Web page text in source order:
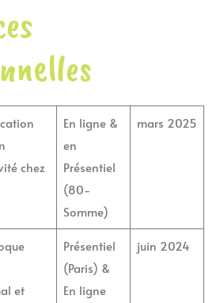
chez
En ligne &
en
Présentiel
(80-
Somme)
mars 2025
et
Présentiel
(Paris) &
En ligne
juin 2024